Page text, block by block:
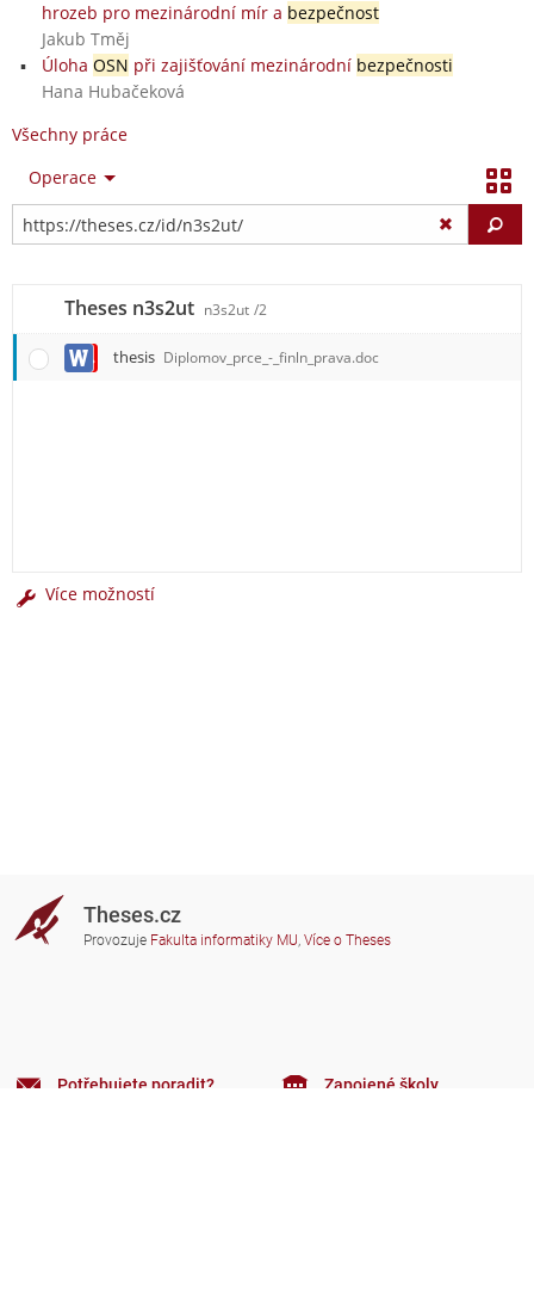
hrozeb pro mezinárodní mír a bezpečnost
Jakub Tměj
Úloha OSN při zajišťování mezinárodní bezpečnosti
Hana Hubačeková
Všechny práce
Operace
Theses n3s2ut n3s2ut /2
thesis Diplomov_prce_-_finln_prava.doc
Více možností
Theses.cz
Provozuje Fakulta informatiky MU, Více o Theses
Potřebujete poradit? Zapojené školy